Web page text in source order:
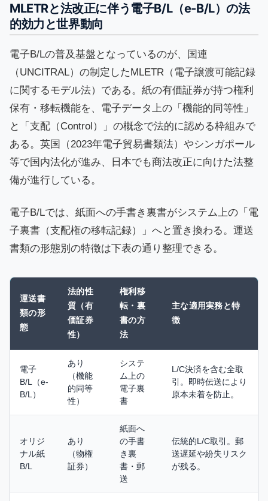
MLETRと法改正に伴う電子B/L（e-B/L）の法
的効力と世界動向
電子B/Lの普及基盤となっているのが、国連
（UNCITRAL）の制定したMLETR（電子譲渡可能記録
に関するモデル法）である。紙の有価証券が持つ権利
保有・移転機能を、電子データ上の「機能的同等性」
と「支配（Control）」の概念で法的に認める枠組みで
ある。英国（2023年電子貿易書類法）やシンガポール
等で国内法化が進み、日本でも商法改正に向けた法整
備が進行している。
電子B/Lでは、紙面への手書き裏書がシステム上の「電
子裏書（支配権の移転記録）」へと置き換わる。運送
書類の形態別の特徴は下表の通り整理できる。
運送書
類の形
態
法的性
質（有
価証券
性）
権利移
転・裏
書の方
法
主な適用実務と特
徴
電子
B/L（e-
B/L）
あり
（機能
的同等
性）
システ
ム上の
電子裏
書
L/C決済を含む全取
引。即時伝送により
原本未着を防止。
オリジ
ナル紙
B/L
あり
（物権
証券）
紙面へ
の手書
き裏
書・郵
送
伝統的L/C取引。郵
送遅延や紛失リスク
が残る。